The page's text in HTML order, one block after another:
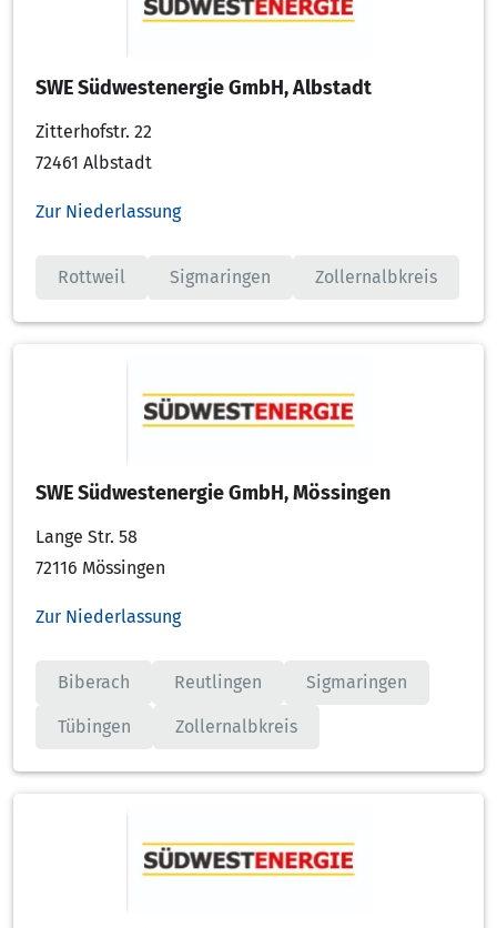
SWE Südwestenergie GmbH, Albstadt
Zitterhofstr. 22
72461 Albstadt
Zur Niederlassung
Rottweil Sigmaringen Zollernalbkreis
SWE Südwestenergie GmbH, Mössingen
Lange Str. 58
72116 Mössingen
Zur Niederlassung
Biberach Reutlingen Sigmaringen
Tübingen Zollernalbkreis